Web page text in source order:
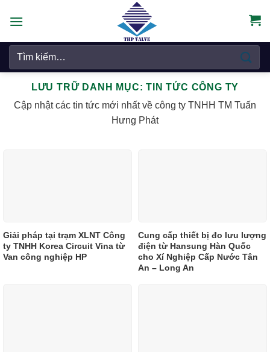
đến
dung
Tìm
LƯU TRỮ DANH MỤC:TIN TỨC CÔNG TY
Cập nhật các tin tức mới nhất về công ty TNHH TM Tuấn
Hưng Phát
Giải pháp tại trạm XLNT Công
ty TNHH Korea Circuit Vina từ
Van công nghiệp HP
Cung cấp thiết bị đo lưu lượng
điện từ Hansung Hàn Quốc
cho Xí Nghiệp Cấp Nước Tân
An – Long An